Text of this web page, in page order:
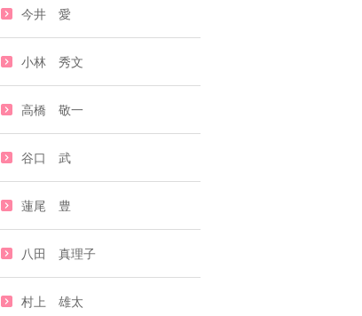
今井 愛
小林 秀文
高橋 敬一
谷口 武
蓮尾 豊
八田 真理子
村上 雄太